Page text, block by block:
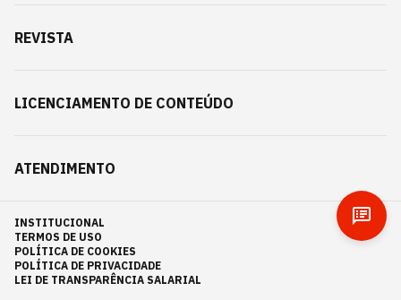
REVISTA
LICENCIAMENTO DE CONTEÚDO
ATENDIMENTO
INSTITUCIONAL
TERMOS DE USO
POLÍTICA DE COOKIES
POLÍTICA DE PRIVACIDADE
LEI DE TRANSPARÊNCIA SALARIAL